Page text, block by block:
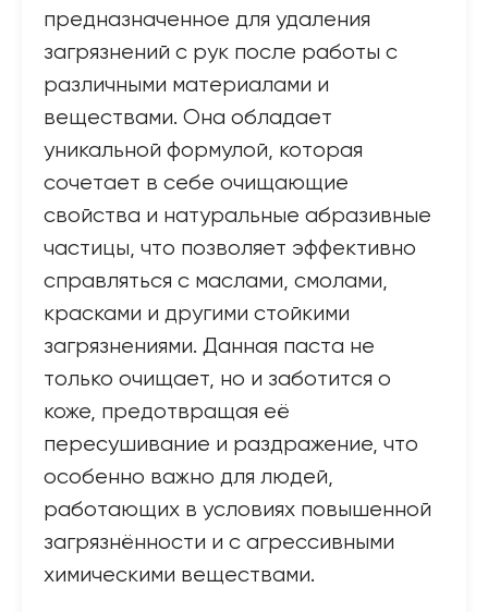
предназначенное для удаления
загрязнений с рук после работы с
различными материалами и
веществами. Она обладает
уникальной формулой, которая
сочетает в себе очищающие
свойства и натуральные абразивные
частицы, что позволяет эффективно
справляться с маслами, смолами,
красками и другими стойкими
загрязнениями. Данная паста не
только очищает, но и заботится о
коже, предотвращая её
пересушивание и раздражение, что
особенно важно для людей,
работающих в условиях повышенной
загрязнённости и с агрессивными
химическими веществами.